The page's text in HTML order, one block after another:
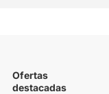
Ofertas
destacadas